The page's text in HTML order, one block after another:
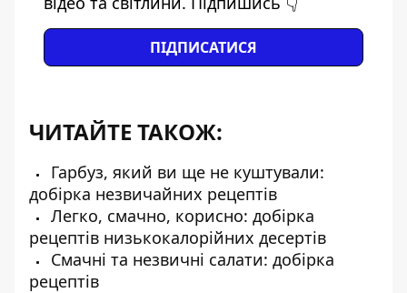
ПІДПИСАТИСЯ
ЧИТАЙТЕ ТАКОЖ:
Гарбуз, який ви ще не куштували:
добірка незвичайних рецептів
Легко, смачно, корисно: добірка
рецептів низькокалорійних десертів
Смачні та незвичні салати: добірка
рецептів